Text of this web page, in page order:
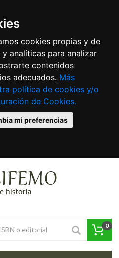
cookies propias y de
analíticas para analizar
contenidos
adecuados. Más
política de cookies y/o
de Cookies.
mi preferencias
0